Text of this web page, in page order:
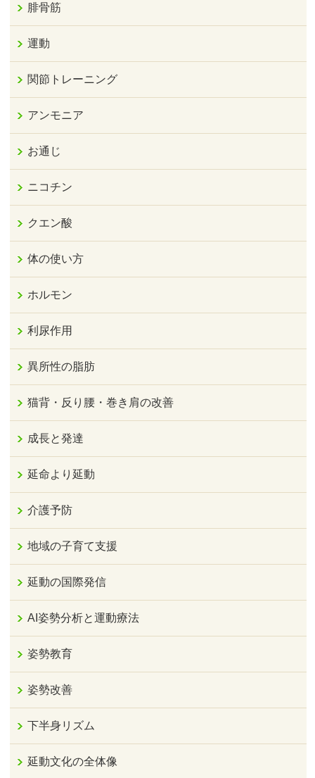
腓骨筋
運動
関節トレーニング
アンモニア
お通じ
ニコチン
クエン酸
体の使い方
ホルモン
利尿作用
異所性の脂肪
猫背・反り腰・巻き肩の改善
成長と発達
延命より延動
介護予防
地域の子育て支援
延動の国際発信
AI姿勢分析と運動療法
姿勢教育
姿勢改善
下半身リズム
延動文化の全体像